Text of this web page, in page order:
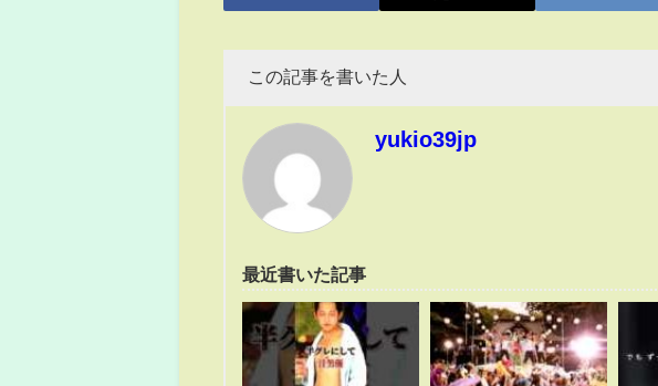
この記事を書いた人
yukio39jp
最近書いた記事